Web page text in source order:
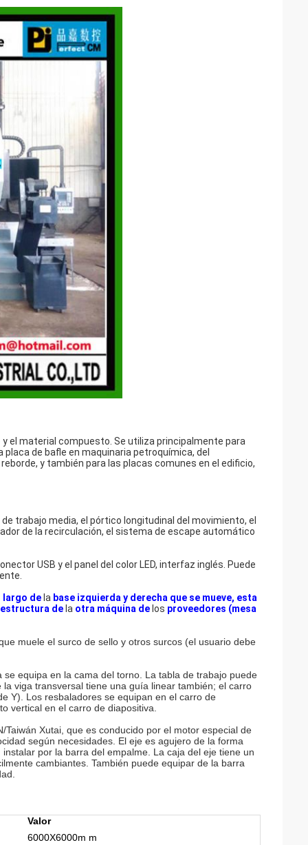
el material compuesto. Se utiliza principalmente para
de bafle en maquinaria petroquímica, del
y también para las placas comunes en el edificio,
trabajo media, el pórtico longitudinal del movimiento, el
de la recirculación, el sistema de escape automático
USB y el panel del color LED, interfaz inglés. Puede
de la base izquierda y derecha que se mueve, esta
de la otra máquina de los proveedores (mesa
muele el surco de sello y otros surcos (el usuario debe
equipa en la cama del torno. La tabla de trabajo puede
viga transversal tiene una guía linear también; el carro
Y). Los resbaladores se equipan en el carro de
vertical en el carro de diapositiva.
Xutai, que es conducido por el motor especial de
según necesidades. El eje es agujero de la forma
por la barra del empalme. La caja del eje tiene un
cambiantes. También puede equipar de la barra
Valor
6000X6000m m